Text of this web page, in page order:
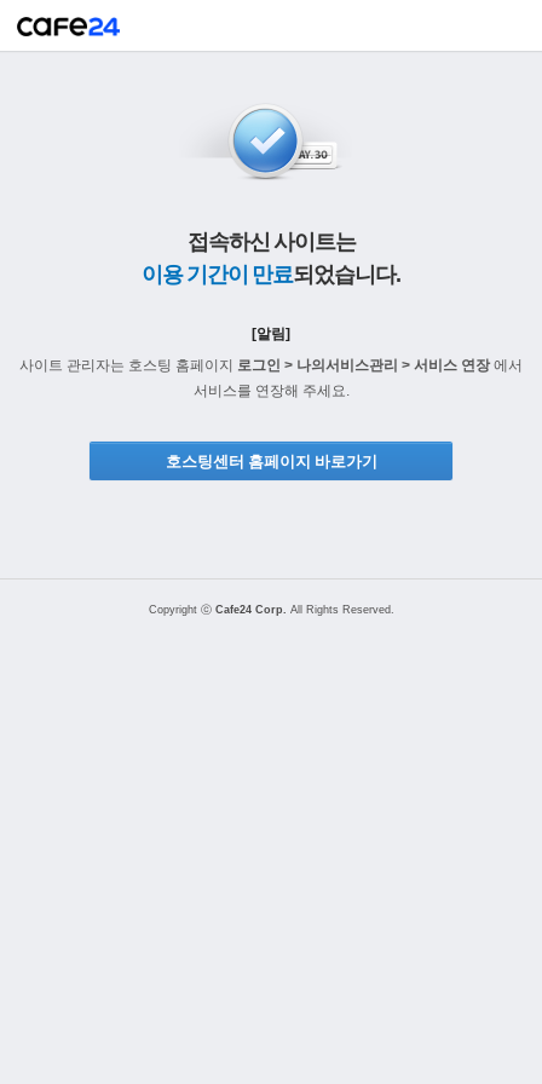
접속하신 사이트는
이용 기간이 만료되었습니다.
[알림]
사이트 관리자는 호스팅 홈페이지 로그인 > 나의서비스관리 > 서비스 연장에서
서비스를 연장해 주세요.
호스팅센터 홈페이지 바로가기
Copyright ⓒ Cafe24 Corp. All Rights Reserved.